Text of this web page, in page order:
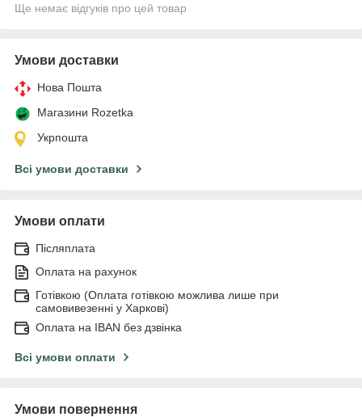
Ще немає відгуків про цей товар
Умови доставки
Нова Пошта
Магазини Rozetka
Укрпошта
Всі умови доставки
Умови оплати
Післяплата
Оплата на рахунок
Готівкою (Оплата готівкою можлива лише при
самовивезенні у Харкові)
Оплата на IBAN без дзвінка
Всі умови оплати
Умови повернення